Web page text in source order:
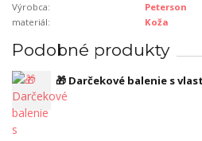
Výrobca:
Peterson
materiál:
Koža
Podobné produkty
🎁 Darčekové balenie s